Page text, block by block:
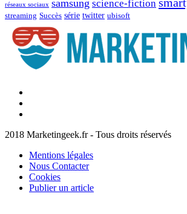
réseaux sociaux samsung science-fiction
streaming Succès série twitter ubisoft
2018 Marketingeek.fr - Tous droits réservés
Mentions légales
Nous Contacter
Cookies
Publier un article